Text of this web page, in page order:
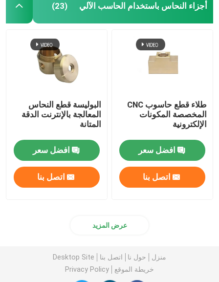
أجزاء النحاس باستخدام الحاسب الآلي (23)
طلاء قطع حاسوب CNC
المخصصة المكونات
الإلكترونية
افضل سعر
اتصل بنا
البوليسة قطع النحاس
المعالجة بالإنترنت الدقة
المتانة
افضل سعر
اتصل بنا
عرض المزيد
منزل حول نا اتصل بنا
Desktop Site
خريطة الموقع
Privacy Policy